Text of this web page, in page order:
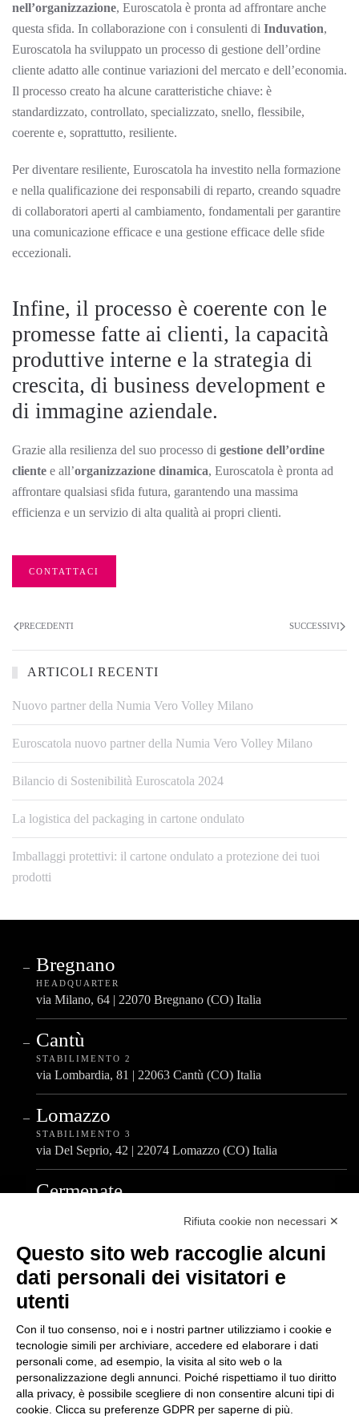
nell’organizzazione, Euroscatola è pronta ad affrontare anche
questa sfida. In collaborazione con i consulenti di Induvation,
Euroscatola ha sviluppato un processo di gestione dell’ordine
cliente adatto alle continue variazioni del mercato e dell’economia.
Il processo creato ha alcune caratteristiche chiave: è
standardizzato, controllato, specializzato, snello, flessibile,
coerente e, soprattutto, resiliente.
Per diventare resiliente, Euroscatola ha investito nella formazione
e nella qualificazione dei responsabili di reparto, creando squadre
di collaboratori aperti al cambiamento, fondamentali per garantire
una comunicazione efficace e una gestione efficace delle sfide
eccezionali.
Infine, il processo è coerente con le
promesse fatte ai clienti, la capacità
produttive interne e la strategia di
crescita, di business development e
di immagine aziendale.
Grazie alla resilienza del suo processo di gestione dell’ordine
cliente e all’organizzazione dinamica, Euroscatola è pronta ad
affrontare qualsiasi sfida futura, garantendo una massima
efficienza e un servizio di alta qualità ai propri clienti.
CONTATTACI
PRECEDENTI SUCCESSIVI
ARTICOLI RECENTI
Nuovo partner della Numia Vero Volley Milano
Euroscatola nuovo partner della Numia Vero Volley Milano
Bilancio di Sostenibilità Euroscatola 2024
La logistica del packaging in cartone ondulato
Imballaggi protettivi: il cartone ondulato a protezione dei tuoi
prodotti
Bregnano
HEADQUARTER
via Milano, 64 | 22070 Bregnano (CO) Italia
Cantù
STABILIMENTO 2
via Lombardia, 81 | 22063 Cantù (CO) Italia
Lomazzo
STABILIMENTO 3
via Del Seprio, 42 | 22074 Lomazzo (CO) Italia
Cermenate
via A. De Gasperi, 4 | 22072 Cermenate (CO) Italia
Centralino Unico
WHISTLEBLOWING PRIVACY POLICY COOKIE POLICY
POLITICA AZIENDALE CODICE ETICO
Rifiuta cookie non necessari ✕
Questo sito web raccoglie alcuni
dati personali dei visitatori e
utenti
Con il tuo consenso, noi e i nostri partner utilizziamo i cookie e
tecnologie simili per archiviare, accedere ed elaborare i dati
personali come, ad esempio, la visita al sito web o la
personalizzazione degli annunci. Poiché rispettiamo il tuo diritto
alla privacy, è possibile scegliere di non consentire alcuni tipi di
cookie. Clicca su preferenze GDPR per saperne di più.